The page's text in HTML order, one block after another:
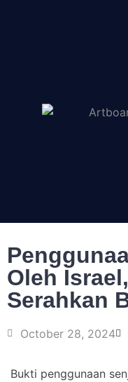
Oleh
Serahkan
October 28, 2024
Bukti penggunaan